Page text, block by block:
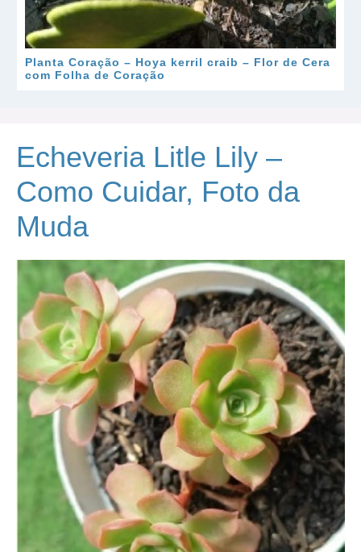
Planta Coração – Hoya kerril craib – Flor de Cera
com Folha de Coração
Echeveria Litle Lily –
Como Cuidar, Foto da
Muda